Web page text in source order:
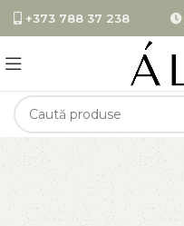
+373 788 37 238